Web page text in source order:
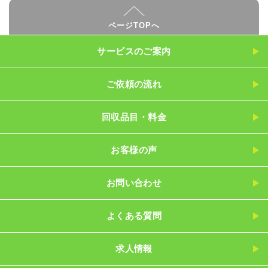
ページTOPへ
サービスのご案内
ご依頼の流れ
回収品目・料金
お客様の声
お問い合わせ
よくある質問
求人情報